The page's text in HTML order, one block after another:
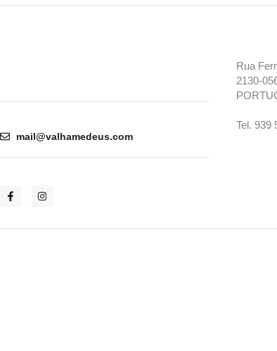
mail@valhamedeus.com
Rua
2130-
Tel. 939